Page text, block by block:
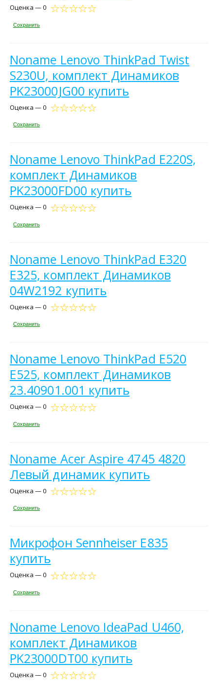
Оценка — 0
Сохранить
Noname Lenovo ThinkPad Twist
S230U, комплект Динамиков
PK23000JG00 купить
Оценка — 0
Сохранить
Noname Lenovo ThinkPad E220S,
комплект Динамиков
PK23000FD00 купить
Оценка — 0
Сохранить
Noname Lenovo ThinkPad E320
E325, комплект Динамиков
04W2192 купить
Оценка — 0
Сохранить
Noname Lenovo ThinkPad E520
E525, комплект Динамиков
23.40901.001 купить
Оценка — 0
Сохранить
Noname Acer Aspire 4745 4820
Левый динамик купить
Оценка — 0
Сохранить
Микрофон Sennheiser E835
купить
Оценка — 0
Сохранить
Noname Lenovo IdeaPad U460,
комплект Динамиков
PK23000DT00 купить
Оценка — 0